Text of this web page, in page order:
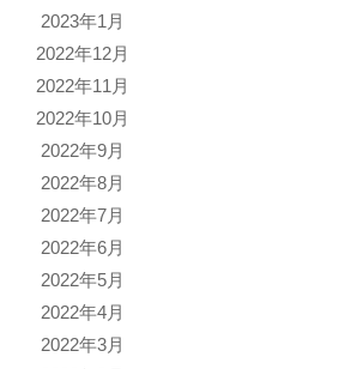
2023年1月
2022年12月
2022年11月
2022年10月
2022年9月
2022年8月
2022年7月
2022年6月
2022年5月
2022年4月
2022年3月